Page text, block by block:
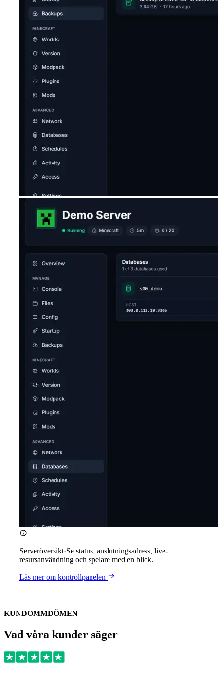
Serveröversikt·Se status, anslutningsadress, live-
resursanvändning och spelare med en blick.
Läs mer om kontrollpanelen
KUNDOMMDÖMEN
Vad våra kunder säger